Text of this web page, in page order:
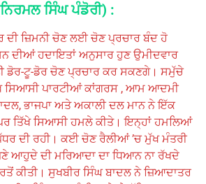
ਸਿੰਘ ਪੰਡੋਰੀ) :
ਦੀ ਜ਼ਿਮਨੀ ਚੋਣ ਲਈ ਚੋਣ ਪ੍ਰਚਾਰ ਬੰਦ ਹੋ
ਦੀਆਂ ਹਦਾਇਤਾਂ ਅਨੁਸਾਰ ਹੁਣ ਉਮੀਦਵਾਰ
ਡੋਰ-ਟੂ-ਡੋਰ ਚੋਣ ਪ੍ਰਚਾਰ ਕਰ ਸਕਣਗੇ। ਸਮੁੱਚੇ
ਸਿਆਸੀ ਪਾਰਟੀਆਂ ਕਾਂਗਰਸ , ਆਮ ਆਦਮੀ
ਭਾਜਪਾ ਅਤੇ ਅਕਾਲੀ ਦਲ ਮਾਨ ਨੇ ਇੱਕ
ਤਿੱਖੇ ਸਿਆਸੀ ਹਮਲੇ ਕੀਤੇ। ਇਨ੍ਹਾਂ ਹਮਲਿਆਂ
ਦੀ ਰਹੀ। ਕਈ ਚੋਣ ਰੈਲੀਆਂ ’ਚ ਮੁੱਖ ਮੰਤਰੀ
ਆਹੁਦੇ ਦੀ ਮਰਿਆਦਾ ਦਾ ਧਿਆਨ ਨਾ ਰੱਖਦੇ
ਕੀਤੀ। ਸੁਖਬੀਰ ਸਿੰਘ ਬਾਦਲ ਨੇ ਜ਼ਿਆਦਾਤਰ